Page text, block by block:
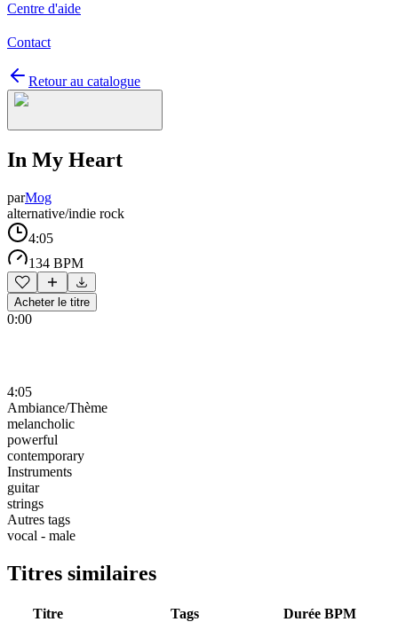
Centre d'aide
Contact
Retour au catalogue
In My Heart
parMog
alternative/indie rock
4:05
134 BPM
Acheter le titre
0:00
4:05
Ambiance/Thème
melancholic
powerful
contemporary
Instruments
guitar
strings
Autres tags
vocal - male
Titres similaires
Titre Tags Durée BPM